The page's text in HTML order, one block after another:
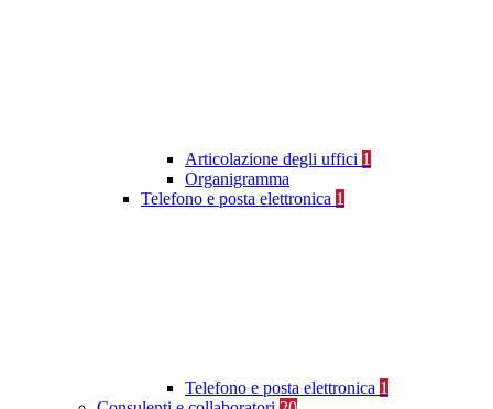
Articolazione degli uffici 1
Organigramma
Telefono e posta elettronica 1
Telefono e posta elettronica 1